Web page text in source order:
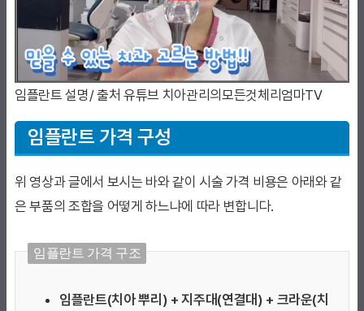
임플란트 설명/ 출처 유튜브 치아관리의모든것체리엄마TV
임플란트 가격 구성
위 영상과 글에서 보시는 바와 같이 시술 가격 비용은 아래와 같
은 부품의 조합을 어떻게 하느냐에 따라 변합니다.
임플란트 가격 구조
임플란트(치아 뿌리) + 지주대(연결대) + 크라운(치